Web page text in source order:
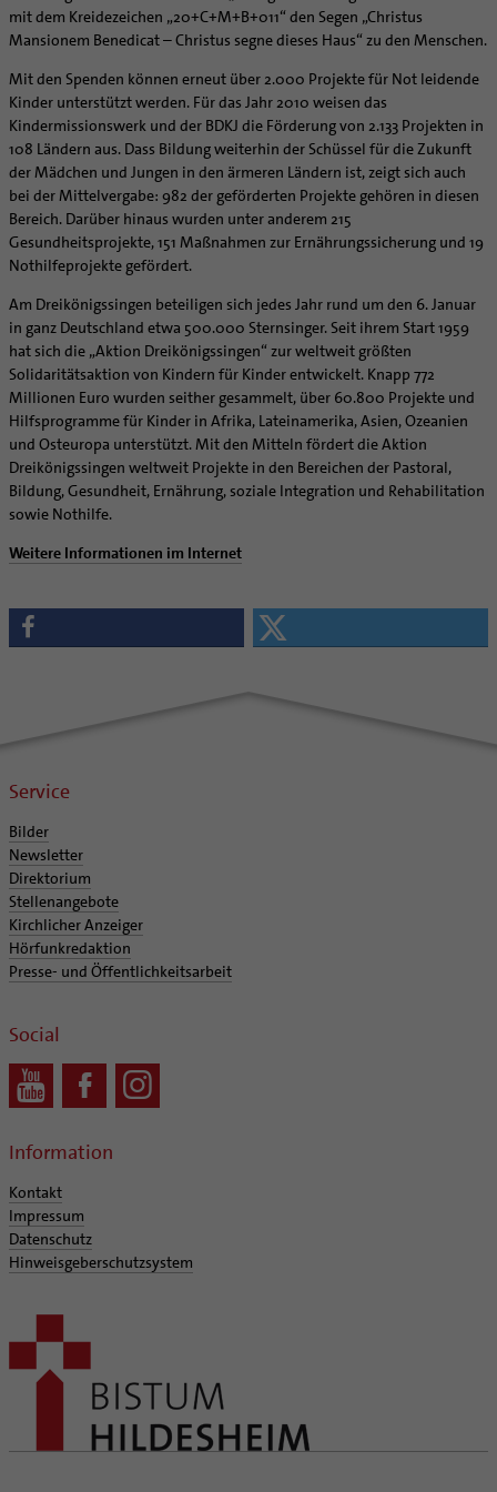
Katholisch heiraten
Wissenswertes zur Hochzeit
Ideen für die Hochzeitsfeier
Trausprüche aus der Bibel
Hochzeits-Symbole
Lebensende
Wo ist der richtige Platz zum Sterben?
Hospiz-Seelsorge
Exerzitien
Kontemplation
Auszeit
Geistliche Begleitung
Lebens- und Glaubensorte
Spirituelle Teambegleitung
Unterstützungsangebote für Seelsorgende
Seelsorgefelder
Frauen
Männer
Queersensible Seelsorge
City- und Passanten
Arbeitnehmer
Altenheim | Senioren
Menschen mit Behinderung
Muttersprachen
Hospiz
Internet- und Telefon
Krankenhaus
Künstler
Glaubenswege
Ehe - Familie - Geschlechtergerechtigkeit
Kategoriale und Diakonale Seelsorge
Polizei- und Feuerwehr
Schule
Begleitung und Vernetzung
Team
Newsletter
Weitere Infos
Berufe in der Kirche
Raum für Vielfalt
Diakone
Gemeindereferent:in
Pastorale:r Mitarbeiter:in
Pastoralreferent:in
Priester
Kirchenmusiker:in
Religionslehrer:in
Freiwilligendienst
Soziale Berufe in der Caritas
Orden | Gemeinschaften
Frauenorden
Männerorden
Geistliche Gemeinschaften
Ritterorden
Ordo virginum
Bischöfliche Stiftung Gemeinsam für das Leben
Schulpastoral
Hochschulpastoral
Religionsunterricht
Service
Bistumsarchiv
Projekte
Bestände
Buchreihen
Digitaler Lesesaal
Verein für Geschichte und Kunst im Bistum Hildesheim
Bundeskonferenz der kirchlichen Archive in Deutschland
Katholische Akademie des Bistums Hildesheim
Stärkung der Demokratie | Einsatz gegen Diskriminierung
LÜCHTENHOF
Familienbildungsstätten
Forschungsinstitut für Philosophie Hannover
Weltkirche
Projektförderung
Internationale Freiwilligendienste
Aus dem Bistum in die Welt
Infobrief Weltkirche
missio-Regionalstelle
Bolivienkommission
Café Bolivia
Beratung Direktpartnerschaften
Finanzielle Förderung der Bolivienpartnerschaft
Ökologische Fonds
Politische Lobbyarbeit
Partnerschaftsvereinbarung
Bolivienpartnerschaft Bistum Trier
Bolivienreise mit Bischof Heiner
Bolivientag 2026
Internationale Freiwilligendienste
Aktuelles
Rückkehrenden-Engagement (ehemalige Freiwillige)
Outgoing
Incoming
Taizé-Fahrt Herbst 2026
Katholische Büros
Schöpfungsgerecht 2035
Wir machen Kirche - schöpfungsgerecht
Biologische Vielfalt
Engagiert in der Gesellschaft
Energetisches Sanieren
Fördermittel finden
Mobilität
Ökotheologie
Schöpfungsspiritualität
Umweltbildung
Zukunftsräume
Aktuelles
Veranstaltungen
Angebote
Abenteuer Glaube
Prävention
Fortbildungen
Stellenangebote
Liturgie und Kirchenmusik
Lokale Kirchenentwicklung
#diegruenegemeinde
Netzwerk ChancenGleich
Büchereien
Medienstelle
Newsletter
Personalentwicklung
Unterstützungsangebot für Seelsorgende
Supervision
Aufbrüche in der Kirche
Materialien
Altersvorsorge und Ruhestand
Arbeitshilfen
Bistumsatlas
Beruf und Familie
KODA
Direktorium
Institutionelles Schutzkonzept
Kirchlicher Anzeiger
Kirchliches Arbeitsrecht
Schematismus
mit dem Kreidezeichen „20+C+M+B+011“ den Segen „Christus
Mansionem Benedicat – Christus segne dieses Haus“ zu den Menschen.
Mit den Spenden können erneut über 2.000 Projekte für Not leidende
Kinder unterstützt werden. Für das Jahr 2010 weisen das
Kindermissionswerk und der BDKJ die Förderung von 2.133 Projekten in
108 Ländern aus. Dass Bildung weiterhin der Schüssel für die Zukunft
der Mädchen und Jungen in den ärmeren Ländern ist, zeigt sich auch
bei der Mittelvergabe: 982 der geförderten Projekte gehören in diesen
Bereich. Darüber hinaus wurden unter anderem 215
Gesundheitsprojekte, 151 Maßnahmen zur Ernährungssicherung und 19
Nothilfeprojekte gefördert.
Am Dreikönigssingen beteiligen sich jedes Jahr rund um den 6. Januar
in ganz Deutschland etwa 500.000 Sternsinger. Seit ihrem Start 1959
hat sich die „Aktion Dreikönigssingen“ zur weltweit größten
Solidaritätsaktion von Kindern für Kinder entwickelt. Knapp 772
Millionen Euro wurden seither gesammelt, über 60.800 Projekte und
Hilfsprogramme für Kinder in Afrika, Lateinamerika, Asien, Ozeanien
und Osteuropa unterstützt. Mit den Mitteln fördert die Aktion
Dreikönigssingen weltweit Projekte in den Bereichen der Pastoral,
Bildung, Gesundheit, Ernährung, soziale Integration und Rehabilitation
sowie Nothilfe.
Weitere Informationen im Internet
Service
Bilder
Newsletter
Direktorium
Stellenangebote
Kirchlicher Anzeiger
Hörfunkredaktion
Presse- und Öffentlichkeitsarbeit
Social
Information
Kontakt
Impressum
Datenschutz
Hinweisgeberschutzsystem